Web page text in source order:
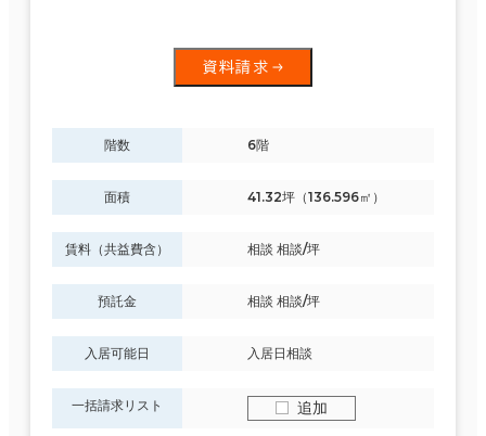
資料請求
階数 6階
面積 41.32坪（136.596㎡）
賃料（共益費含） 相談 相談/坪
預託金 相談 相談/坪
入居可能日 入居日相談
一括請求リスト 追加